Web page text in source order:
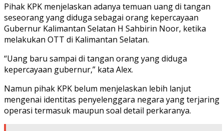
Pihak KPK menjelaskan adanya temuan uang di tangan
seseorang yang diduga sebagai orang kepercayaan
Gubernur Kalimantan Selatan H Sahbirin Noor, ketika
melakukan OTT di Kalimantan Selatan.
“Uang baru sampai di tangan orang yang diduga
kepercayaan gubernur,” kata Alex.
Namun pihak KPK belum menjelaskan lebih lanjut
mengenai identitas penyelenggara negara yang terjaring
operasi termasuk maupun soal detail perkaranya.